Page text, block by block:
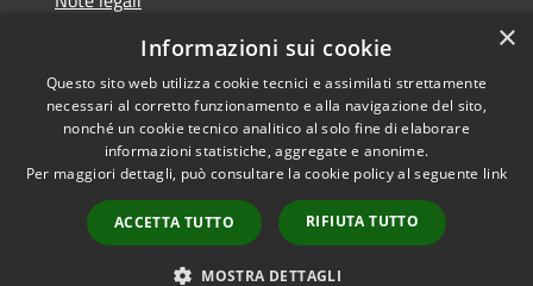
Dichiarazione di accessibilità
Accessibilità
Copyright © 2026 • Comune di
Bellaria Igea Marina • Powered
byMunicipium
Accesso
redazione
×
Informazioni sui cookie
Questo sito web utilizza cookie tecnici e assimilati strettamente
necessari al corretto funzionamento e alla navigazione del sito,
nonché un cookie tecnico analitico al solo fine di elaborare
informazioni statistiche, aggregate e anonime.
Per maggiori dettagli, può consultare la cookie policy al seguente link
ACCETTA TUTTO RIFIUTA TUTTO
MOSTRA DETTAGLI